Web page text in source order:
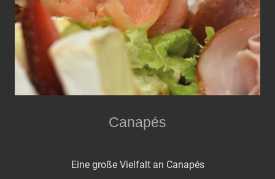
Canapés
Eine große Vielfalt an Canapés